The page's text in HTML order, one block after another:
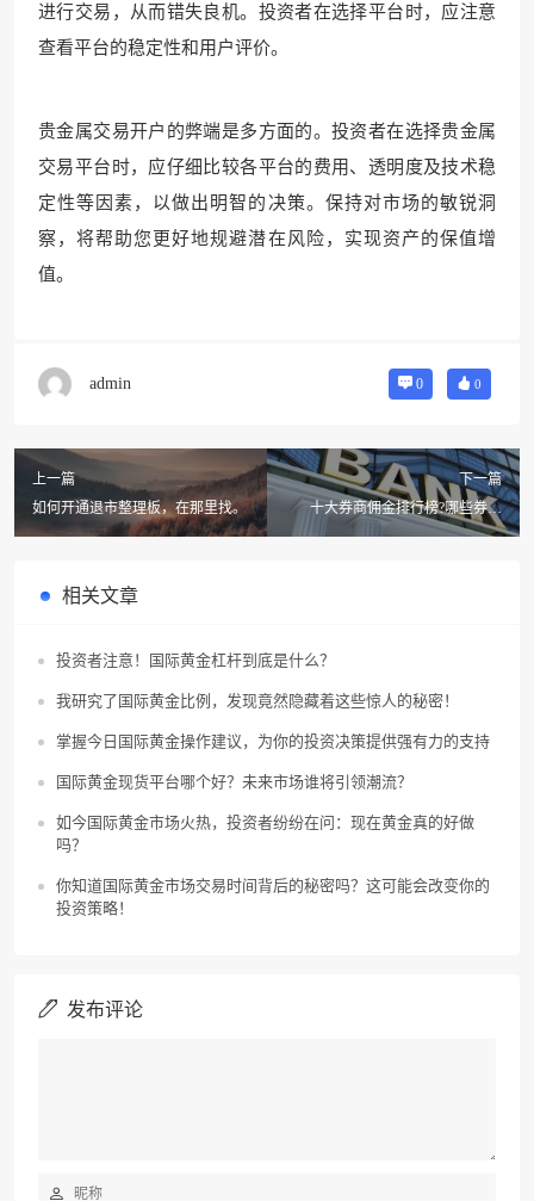
进行交易，从而错失良机。投资者在选择平台时，应注意
查看平台的稳定性和用户评价。
贵金属交易开户的弊端是多方面的。投资者在选择贵金属
交易平台时，应仔细比较各平台的费用、透明度及技术稳
定性等因素，以做出明智的决策。保持对市场的敏锐洞
察，将帮助您更好地规避潜在风险，实现资产的保值增
值。
admin 0 0
上一篇
如何开通退市整理板，在那里找。
下一篇
十大券商佣金排行榜?哪些券商
APP最好用？
相关文章
投资者注意！国际黄金杠杆到底是什么？
我研究了国际黄金比例，发现竟然隐藏着这些惊人的秘密！
掌握今日国际黄金操作建议，为你的投资决策提供强有力的支持
国际黄金现货平台哪个好？未来市场谁将引领潮流？
如今国际黄金市场火热，投资者纷纷在问：现在黄金真的好做
吗？
你知道国际黄金市场交易时间背后的秘密吗？这可能会改变你的
投资策略！
发布评论